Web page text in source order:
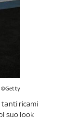
©Getty
tanti ricami
suo look